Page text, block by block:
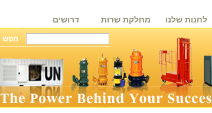
לחנות שלנו מחלקת שרות דרושים